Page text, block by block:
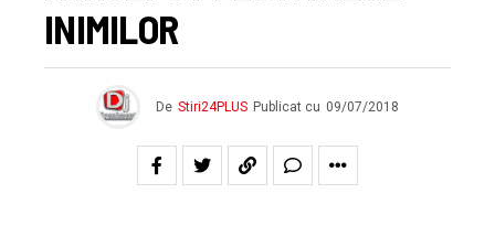
INIMILOR
De Stiri24PLUS Publicat cu 09/07/2018